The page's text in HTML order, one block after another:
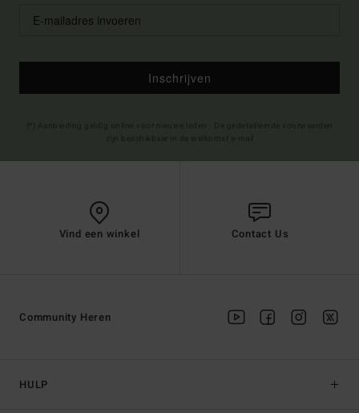
Inschrijven
Vind een winkel Contact Us
HULP
Community Heren